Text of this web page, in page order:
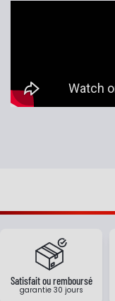
Satisfait ou remboursé
garantie 30 jours